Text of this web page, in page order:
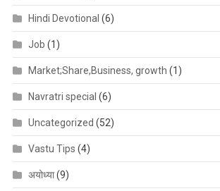
Hindi Devotional (6)
Job (1)
Market;Share,Business, growth (1)
Navratri special (6)
Uncategorized (52)
Vastu Tips (4)
अयोध्या(9)